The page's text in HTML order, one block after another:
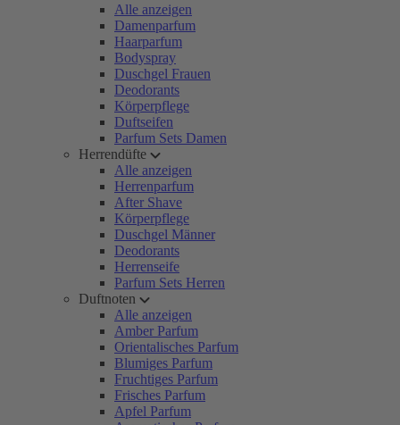
Alle anzeigen
Damenparfum
Haarparfum
Bodyspray
Duschgel Frauen
Deodorants
Körperpflege
Duftseifen
Parfum Sets Damen
Herrendüfte
Alle anzeigen
Herrenparfum
After Shave
Körperpflege
Duschgel Männer
Deodorants
Herrenseife
Parfum Sets Herren
Duftnoten
Alle anzeigen
Amber Parfum
Orientalisches Parfum
Blumiges Parfum
Fruchtiges Parfum
Frisches Parfum
Apfel Parfum